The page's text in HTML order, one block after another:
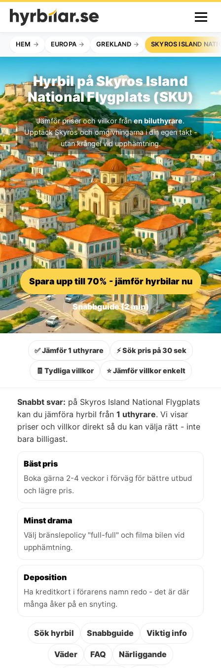
HEM EUROPA GREKLAND SKYROS ISLAND
Hyrbil på Skyros Island
National Flygplats (SKU)
Jämför priser och villkor frånen biluthyrare.
Upptäck Skyros och omgivningarna i din egen takt -
utan krångel vid upphämtning.
Spara upp till 70% - jämför hyrbilar nu
Snabbguide (2 min)
✅ Jämför 1 uthyrare ⚡ Sök pris på 30 sek
🧾 Tydliga villkor ⭐ Jämför villkor enkelt
Snabbt svar: på Skyros Island National Flygplats
kan du jämföra hyrbil från 1 uthyrare. Vi visar
priser och villkor direkt så du kan välja rätt - inte
bara billigast.
Bäst pris
Boka gärna 2-4 veckor i förväg för bättre utbud
och lägre pris.
Minst drama
Välj bränslepolicy "full-full" och filma bilen vid
upphämtning.
Deposition
Ha kreditkort i förarens namn redo - det är där
många åker på en snyting.
Sök hyrbil Snabbguide Viktig info
Väder FAQ Närliggande